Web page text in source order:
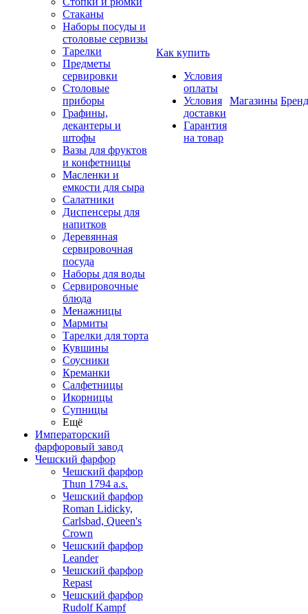
Стаканы
Наборы посуды и
столовые сервизы
Тарелки
Предметы
сервировки
Столовые
приборы
Графины,
декантеры и
штофы
Вазы для фруктов
и конфетницы
Масленки и
емкости для сыра
Салатники
Диспенсеры для
напитков
Деревянная
сервировочная
посуда
Наборы для воды
Сервировочные
блюда
Менажницы
Мармиты
Тарелки для торта
Кувшины
Соусники
Креманки
Салфетницы
Икорницы
Супницы
Ещё
Императорский
фарфоровый завод
Чешский фарфор
Чешский фарфор
Thun 1794 a.s.
Чешский фарфор
Roman Lidicky,
Carlsbad, Queen's
Crown
Чешский фарфор
Leander
Чешский фарфор
Repast
Чешский фарфор
Rudolf Kampf
Как купить
Условия
оплаты
Условия
доставки
Гарантия
на товар
Магазины